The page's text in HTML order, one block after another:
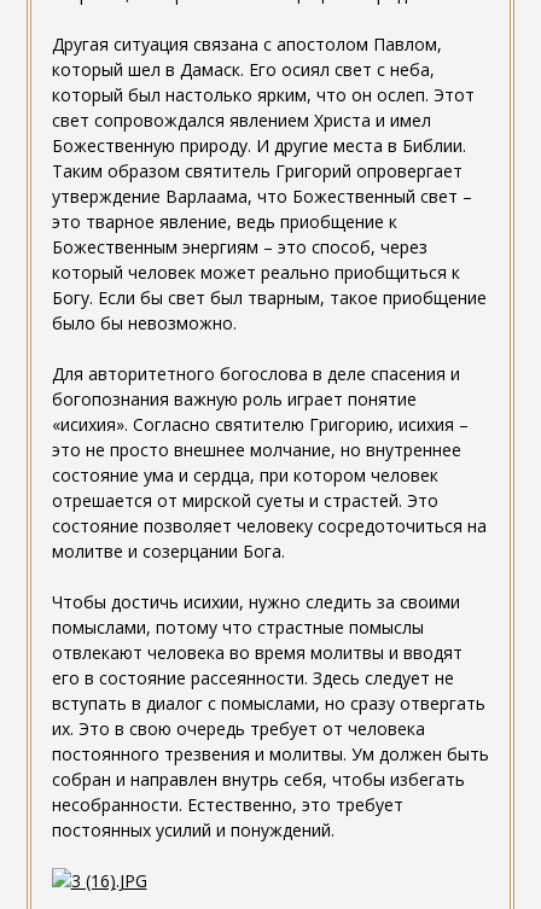
Другая ситуация связана с апостолом Павлом,
который шел в Дамаск. Его осиял свет с неба,
который был настолько ярким, что он ослеп. Этот
свет сопровождался явлением Христа и имел
Божественную природу. И другие места в Библии.
Таким образом святитель Григорий опровергает
утверждение Варлаама, что Божественный свет –
это тварное явление, ведь приобщение к
Божественным энергиям – это способ, через
который человек может реально приобщиться к
Богу. Если бы свет был тварным, такое приобщение
было бы невозможно.
Для авторитетного богослова в деле спасения и
богопознания важную роль играет понятие
«исихия». Согласно святителю Григорию, исихия –
это не просто внешнее молчание, но внутреннее
состояние ума и сердца, при котором человек
отрешается от мирской суеты и страстей. Это
состояние позволяет человеку сосредоточиться на
молитве и созерцании Бога.
Чтобы достичь исихии, нужно следить за своими
помыслами, потому что страстные помыслы
отвлекают человека во время молитвы и вводят
его в состояние рассеянности. Здесь следует не
вступать в диалог с помыслами, но сразу отвергать
их. Это в свою очередь требует от человека
постоянного трезвения и молитвы. Ум должен быть
собран и направлен внутрь себя, чтобы избегать
несобранности. Естественно, это требует
постоянных усилий и понуждений.